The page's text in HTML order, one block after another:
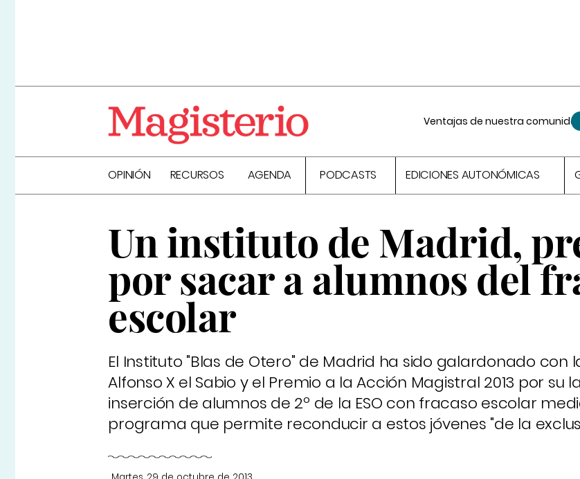
Ventajas de nuestra
OPINIÓN RECURSOS AGENDA PODCASTS EDICIONES AUTONÓMICAS
Un instituto de Madrid,
por sacar a alumnos del
escolar
El Instituto "Blas de Otero" de Madrid ha sido galardonado con
Alfonso X el Sabio y el Premio a la Acción Magistral 2013 por su
inserción de alumnos de 2º de la ESO con fracaso escolar
programa que permite reconducir a estos jóvenes "de la